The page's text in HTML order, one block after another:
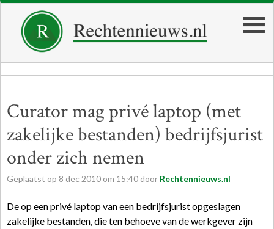
Curator mag privé laptop (met
zakelijke bestanden) bedrijfsjurist
onder zich nemen
Geplaatst op 8 dec 2010 om 15:40 door Rechtennieuws.nl
De op een privé laptop van een bedrijfsjurist opgeslagen
zakelijke bestanden, die ten behoeve van de werkgever zijn